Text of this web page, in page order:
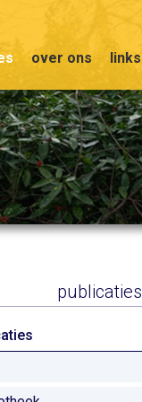
over ons links
publicaties